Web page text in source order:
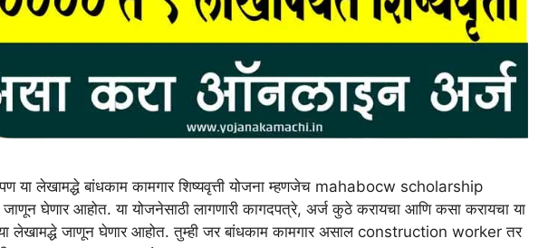
या लेखामद्धे बांधकाम कामगार शिष्यवृत्ती योजना म्हणजेच mahabocw scholarship
जाणून घेणार आहोत. या योजनेसाठी लागणारी कागदपत्रे, अर्ज कुठे करायचा आणि कसा करायचा या
या लेखामद्धे जाणून घेणार आहोत. तुम्ही जर बांधकाम कामगार असाल construction worker तर